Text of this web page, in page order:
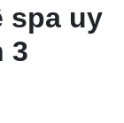
spa uy
3